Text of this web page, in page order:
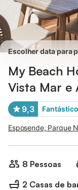
Escolher data para
My Beach
Vista Mar e
9,3 Fantástico
Esposende, Parque
8 Pessoas
2 Casas de